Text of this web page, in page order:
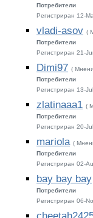
Потребители
Регистриран 12-
vladi-asov (
Потребители
Регистриран 21-
Dimi97 (
Потребители
Регистриран 13-
zlatinaaa1 (
Потребители
Регистриран 20-
mariola (
Потребители
Регистриран 02-
bay bay bay
Потребители
Регистриран 06-